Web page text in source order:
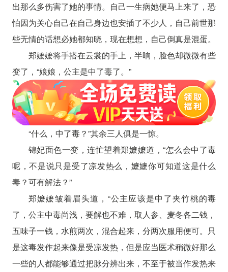
出那么多伤害了她的事情。自己一生病她便马上来了，恐
怕因为关心自己在自己身边也安插了不少人，自己前世那
些无情的话想必她都知晓，现在想想，自己倒真是混蛋。
郑嬷嬷将手搭在云裳的手上，半晌，脸色却微微有些
变了，“娘娘，公主是中了毒了。”
“什么，中了毒？”其余三人俱是一惊。
锦妃面色一变，连忙望着郑嬷嬷道，“怎么会中了毒
呢，不是说只是受了凉发热么，嬷嬷你可知道这是什么
毒？可有解法？”
郑嬷嬷皱着眉头道，“公主应该是中了夹竹桃的毒
了，公主中毒尚浅，要解也不难，取人参、麦冬各二钱，
五味子一钱，水煎两次，混合起来，分两次服用便可。只
是这毒发作起来像是受凉发热，但是应当医术稍微好那么
一些的人都能够通过把脉分辨出来，不至于被当作发热来